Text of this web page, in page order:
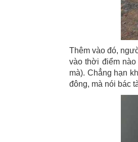
Thêm vào đó,
vào thời điểm
mà). Chẳng hạn
đông, mà nói bác